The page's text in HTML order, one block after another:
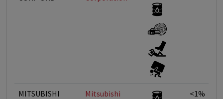
MITSUBISHI
Mitsubishi
<1%